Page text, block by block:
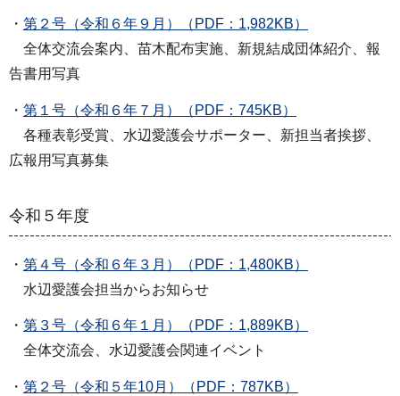
・ 第２号（令和６年９月）（PDF：1,982KB）
全体交流会案内、苗木配布実施、新規結成団体紹介、報
告書用写真
・ 第１号（令和６年７月）（PDF：745KB）
各種表彰受賞、水辺愛護会サポーター、新担当者挨拶、
広報用写真募集
令和５年度
・ 第４号（令和６年３月）（PDF：1,480KB）
水辺愛護会担当からお知らせ
・ 第３号（令和６年１月）（PDF：1,889KB）
全体交流会、水辺愛護会関連イベント
・ 第２号（令和５年10月）（PDF：787KB）